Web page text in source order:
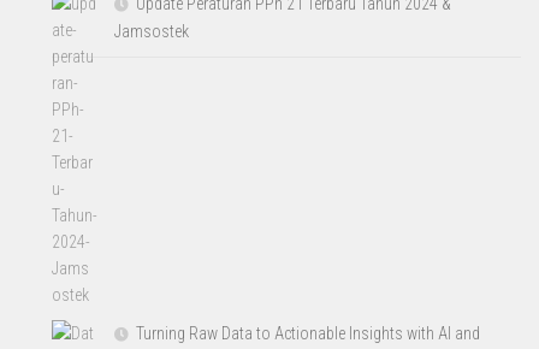
Jamsostek
Turning Raw Data to Actionable Insights with AI and